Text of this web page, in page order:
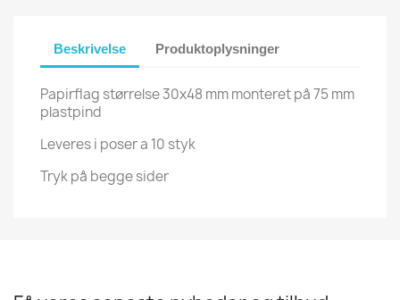
Beskrivelse Produktoplysninger
Papirflag størrelse 30x48 mm monteret på 75 mm
plastpind
Leveres i poser a 10 styk
Tryk på begge sider